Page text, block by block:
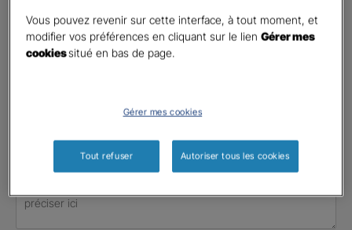
Téléphone *
Informations complémentaires (facultatif)
Vous pouvez revenir sur cette interface, à tout moment, et
modifier vos préférences en cliquant sur le lienGérer mes
cookiessitué en bas de page.
Gérer mes cookies
Tout refuser Autoriser tous les cookies